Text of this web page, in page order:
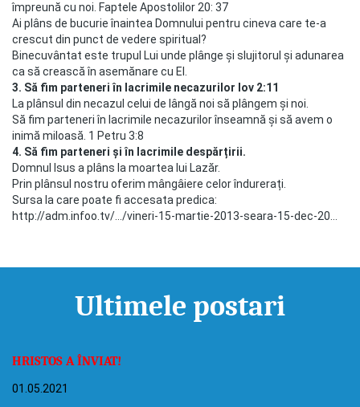
împreună cu noi. Faptele Apostolilor 20: 37
Ai plâns de bucurie înaintea Domnului pentru cineva care te-a
crescut din punct de vedere spiritual?
Binecuvântat este trupul Lui unde plânge și slujitorul și adunarea
ca să crească în asemănare cu El.
3. Să fim parteneri în lacrimile necazurilor Iov 2:11
La plânsul din necazul celui de lângă noi să plângem și noi.
Să fim parteneri în lacrimile necazurilor înseamnă și să avem o
inimă miloasă. 1 Petru 3:8
4. Să fim parteneri și în lacrimile despărțirii.
Domnul Isus a plâns la moartea lui Lazăr.
Prin plânsul nostru oferim mângâiere celor îndurerați.
Sursa la care poate fi accesata predica:
http://adm.infoo.tv/…/vineri-15-martie-2013-seara-15-dec-20…
Ultimele postari
HRISTOS A ÎNVIAT!
01.05.2021